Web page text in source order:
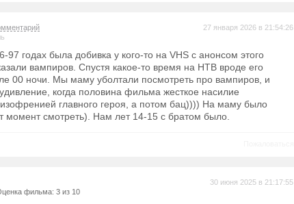
27 января 2026 в 21:54:26
годах была добивка у кого-то на VHS с анонсом этого
вампиров. Спустя какое-то время на НТВ вроде его
00 ночи. Мы маму уболтали посмотреть про вампиров, и
когда половина фильма жесткое насилие
главного героя, а потом бац)))) На маму было
момент смотреть). Нам лет 14-15 с братом было.
фильма: 3 из 10
30 июня 2025 в 21:17:55